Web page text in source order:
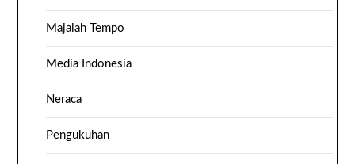
Majalah Tempo
Media Indonesia
Neraca
Pengukuhan